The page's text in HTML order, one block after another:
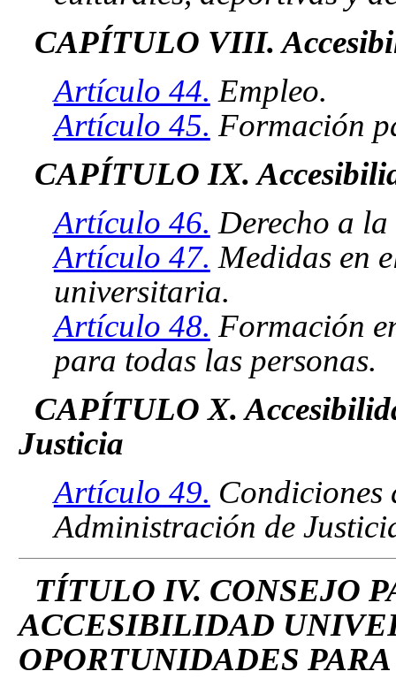
CAPÍTULO VIII.
Artículo 44. Empleo.
Artículo 45. Formación
CAPÍTULO IX.
Artículo 46. Derecho a
Artículo 47. Medidas en
universitaria.
Artículo 48. Formación
para todas las personas.
CAPÍTULO X.
Justicia
Artículo 49. Condiciones
Administración de
TÍTULO IV. CONSEJO
ACCESIBILIDAD
OPORTUNIDADES